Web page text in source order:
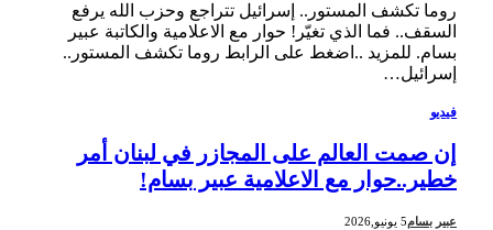
روما تكشف المستور.. إسرائيل تتراجع وحزب الله يرفع
السقف.. فما الذي تغيّر! حوار مع الاعلامية والكاتبة عبير
بسام. للمزيد ..اضغط على الرابط روما تكشف المستور..
إسرائيل…
فيديو
إن صمت العالم على المجازر في لبنان أمر
خطير..حوار مع الاعلامية عبير بسام!
عبير بسام5 يونيو,2026